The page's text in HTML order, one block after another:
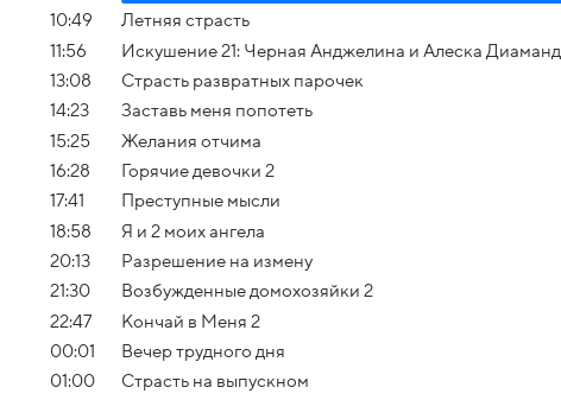
10:49
Летняя страсть
11:56
Искушение 21: Черная Анджелина и Алеска Диаманд
13:08
Страсть развратных парочек
14:23
Заставь меня попотеть
15:25
Желания отчима
16:28
Горячие девочки 2
17:41
Преступные мысли
18:58
Я и 2 моих ангела
20:13
Разрешение на измену
21:30
Возбужденные домохозяйки 2
22:47
Кончай в Меня 2
00:01
Вечер трудного дня
01:00
Страсть на выпускном